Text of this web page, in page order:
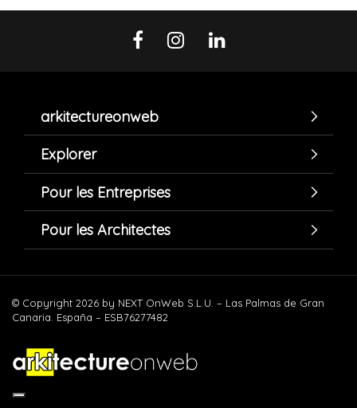
arkitectureonweb
Explorer
Pour les Entreprises
Pour les Architectes
© Copyright 2026 by NEXT OnWeb S.L.U. – Las Palmas de Gran
Canaria. España – ESB76277482